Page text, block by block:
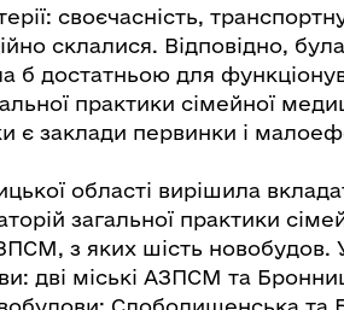
своєчасність,
склалися. Відповідно,
б достатньою для
практики сімейної
є заклади первинки і
області вирішила
загальної практики
з яких шість новобудов.
дві міські АЗПСМ та